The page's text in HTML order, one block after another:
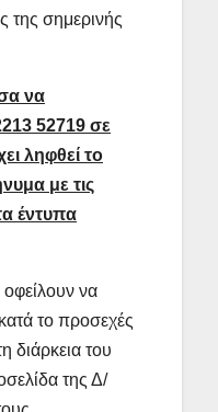
της σημερινής
να
52719 σε
ληφθεί το
με τις
έντυπα
να
το προσεχές
διάρκεια του
της Δ/